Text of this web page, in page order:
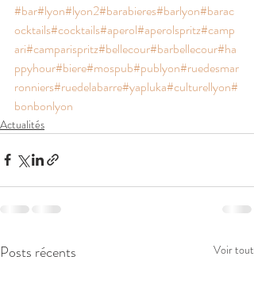
#bar#lyon#lyon2#barabieres#barlyon#barac
ocktails#cocktails#aperol#aperolspritz#camp
ari#camparispritz#bellecour#barbellecour#ha
ppyhour#biere#mospub#publyon#ruedesmar
ronniers#ruedelabarre#yapluka#culturellyon#
bonbonlyon
Actualités
Posts récents Voir tout